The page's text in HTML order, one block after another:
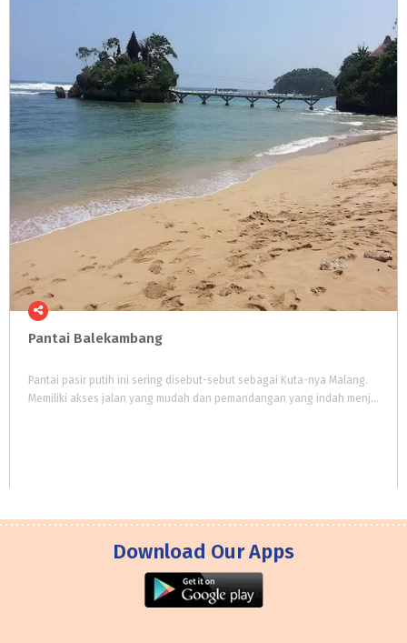
Pantai Balekambang
Pantai pasir putih ini sering disebut-sebut sebagai Kuta-nya Malang.
Memiliki akses jalan yang mudah dan pemandangan yang indah menjadi alasan utama pengunjung. Tidak hanya wisata pantai, tetapi terdapat wisata religi, wisata budaya, wisata kuliner, dll
Download Our Apps